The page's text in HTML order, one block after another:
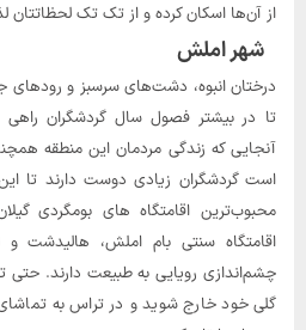
از آن‌ها اسکان کرده و از تک تک لحظاتتان
شهر املش
درختان انبوه، دشت‌های سرسبز و
تا در بیشتر فصول سال گردشگران
آنجایی که زندگی مردمان این منطقه
است گردشگران زیادی دوست دارند تا این
محبوب‌ترین اقامتگاه های بومگردی
اقامتگاه سنتی بام املش، هالیدشت
چشم‌اندازی رویایی به طبیعت دارند. حتی
گلی خود خارج شوید و در تراس به تماشای